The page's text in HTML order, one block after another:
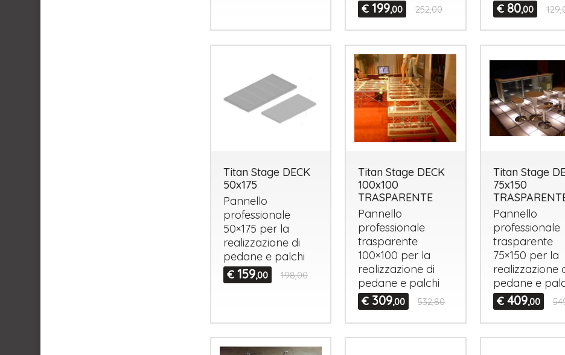
€ 199,00 252,00
€ 80,00
Titan Stage DECK
50x175
Pannello
professionale
50×175 per la
realizzazione di
pedane e palchi
€ 159,00 198,00
Titan Stage DECK
100x100
TRASPARENTE
Pannello
professionale
trasparente
100×100 per la
realizzazione di
pedane e palchi
€ 309,00 532,80
Titan Stage
75x150
Pannello
professionale
trasparente
75×150 per la
realizzazione
pedane e
€ 409,00
ottimo e
velocissima,